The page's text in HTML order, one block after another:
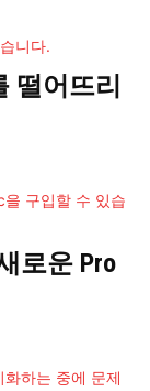
떨어뜨리
로운 Pro